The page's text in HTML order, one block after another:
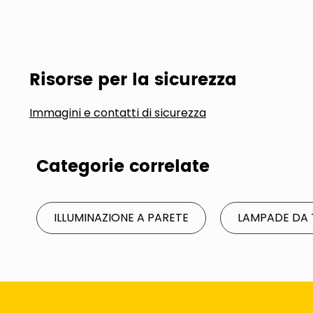
Risorse per la sicurezza
Immagini e contatti di sicurezza
Categorie correlate
ILLUMINAZIONE A PARETE LAMPADE DA